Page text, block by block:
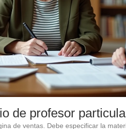
de profesor
de ventas. Debe especificar la